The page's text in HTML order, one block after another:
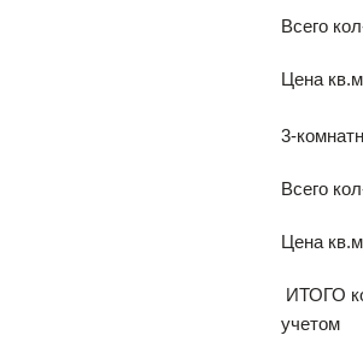
Всего
Цена
3-
Всего
Цена
ИТОГО
учетом